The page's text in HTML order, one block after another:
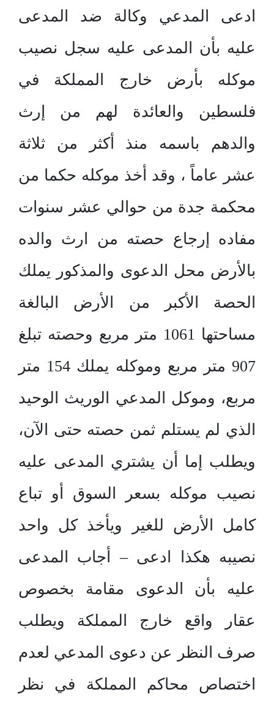
ادعى المدعي وكالة ضد المدعى
عليه بأن المدعى عليه سجل نصيب
موكله بأرض خارج المملكة في
فلسطين والعائدة لهم من إرث
والدهم باسمه منذ أكثر من ثلاثة
عشر عاماً ، وقد أخذ موكله حكما من
محكمة جدة من حوالي عشر سنوات
مفاده إرجاع حصته من ارث والده
بالأرض محل الدعوى والمذكور يملك
الحصة الأكبر من الأرض البالغة
مساحتها 1061 متر مربع وحصته تبلغ
907 متر مربع وموكله يملك 154 متر
مربع، وموكل المدعي الوريث الوحيد
الذي لم يستلم ثمن حصته حتى الآن،
ويطلب إما أن يشتري المدعى عليه
نصيب موكله بسعر السوق أو تباع
كامل الأرض للغير ويأخذ كل واحد
نصيبه هكذا ادعى – أجاب المدعى
عليه بأن الدعوى مقامة بخصوص
عقار واقع خارج المملكة ويطلب
صرف النظر عن دعوى المدعي لعدم
اختصاص محاكم المملكة في نظر